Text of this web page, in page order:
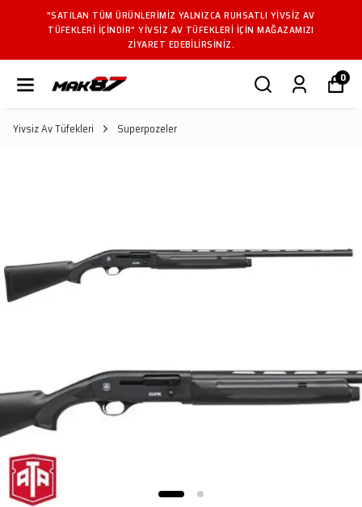
"SATILAN TÜM ÜRÜNLERIMIZ YALNIZCA RUHSATLI YIVSIZ AV
TÜFEKLERI IÇINDIR" YIVSIZ AV TÜFEKLERI IÇIN MAĞAZAMIZI
ZIYARET EDEBILIRSINIZ.
0
Yivsiz Av Tüfekleri Superpozeler